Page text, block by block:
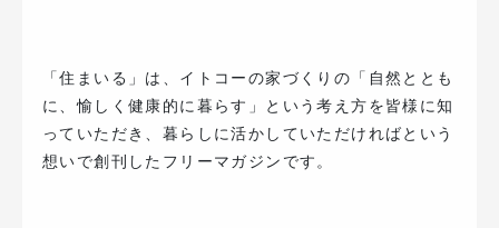
「住まいる」は、イトコーの家づくりの「自然ととも
に、愉しく健康的に暮らす」という考え方を皆様に知
っていただき、暮らしに活かしていただければという
想いで創刊したフリーマガジンです。